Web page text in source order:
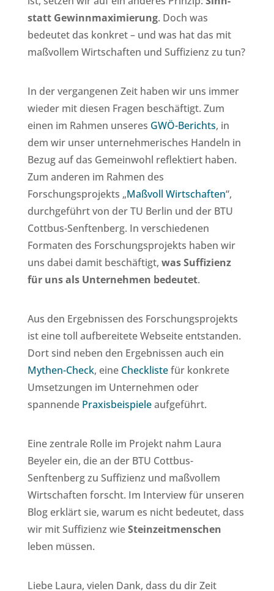
statt Gewinnmaximierung. Doch was
bedeutet das konkret – und was hat das mit
maßvollem Wirtschaften und Suffizienz zu tun?
In der vergangenen Zeit haben wir uns immer
wieder mit diesen Fragen beschäftigt. Zum
einen im Rahmen unseres GWÖ-Berichts, in
dem wir unser unternehmerisches Handeln in
Bezug auf das Gemeinwohl reflektiert haben.
Zum anderen im Rahmen des
Forschungsprojekts „Maßvoll Wirtschaften“,
durchgeführt von der TU Berlin und der BTU
Cottbus-Senftenberg. In verschiedenen
Formaten des Forschungsprojekts haben wir
uns dabei damit beschäftigt, was Suffizienz
für uns als Unternehmen bedeutet.
Aus den Ergebnissen des Forschungsprojekts
ist eine toll aufbereitete Webseite entstanden.
Dort sind neben den Ergebnissen auch ein
Mythen-Check, eine Checklistefür konkrete
Umsetzungen im Unternehmen oder
spannende Praxisbeispieleaufgeführt.
Eine zentrale Rolle im Projekt nahm Laura
Beyeler ein, die an der BTU Cottbus-
Senftenberg zu Suffizienz und maßvollem
Wirtschaften forscht. Im Interview für unseren
Blog erklärt sie, warum es nicht bedeutet, dass
wir mit Suffizienz wieSteinzeitmenschen
leben müssen.
Liebe Laura, vielen Dank, dass du dir Zeit